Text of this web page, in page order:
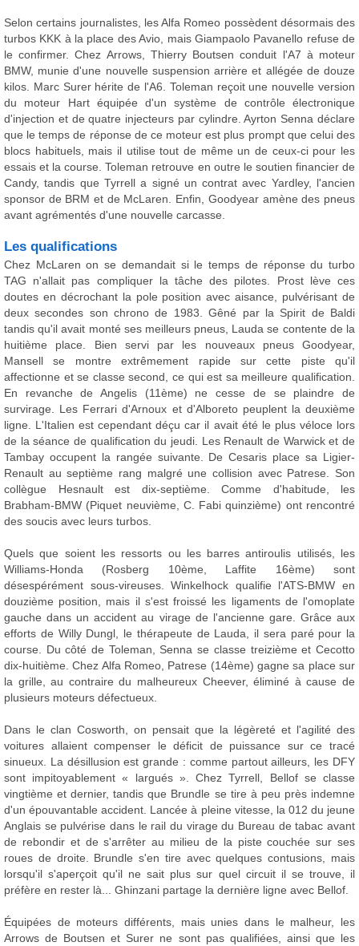
Selon certains journalistes, les Alfa Romeo possèdent désormais des
turbos KKK à la place des Avio, mais Giampaolo Pavanello refuse de
le confirmer. Chez Arrows, Thierry Boutsen conduit l'A7 à moteur
BMW, munie d'une nouvelle suspension arrière et allégée de douze
kilos. Marc Surer hérite de l'A6. Toleman reçoit une nouvelle version
du moteur Hart équipée d'un système de contrôle électronique
d'injection et de quatre injecteurs par cylindre. Ayrton Senna déclare
que le temps de réponse de ce moteur est plus prompt que celui des
blocs habituels, mais il utilise tout de même un de ceux-ci pour les
essais et la course. Toleman retrouve en outre le soutien financier de
Candy, tandis que Tyrrell a signé un contrat avec Yardley, l'ancien
sponsor de BRM et de McLaren. Enfin, Goodyear amène des pneus
avant agrémentés d'une nouvelle carcasse.
Les qualifications
Chez McLaren on se demandait si le temps de réponse du turbo
TAG n'allait pas compliquer la tâche des pilotes. Prost lève ces
doutes en décrochant la pole position avec aisance, pulvérisant de
deux secondes son chrono de 1983. Gêné par la Spirit de Baldi
tandis qu'il avait monté ses meilleurs pneus, Lauda se contente de la
huitième place. Bien servi par les nouveaux pneus Goodyear,
Mansell se montre extrêmement rapide sur cette piste qu'il
affectionne et se classe second, ce qui est sa meilleure qualification.
En revanche de Angelis (11ème) ne cesse de se plaindre de
survirage. Les Ferrari d'Arnoux et d'Alboreto peuplent la deuxième
ligne. L'Italien est cependant déçu car il avait été le plus véloce lors
de la séance de qualification du jeudi. Les Renault de Warwick et de
Tambay occupent la rangée suivante. De Cesaris place sa Ligier-
Renault au septième rang malgré une collision avec Patrese. Son
collègue Hesnault est dix-septième. Comme d'habitude, les
Brabham-BMW (Piquet neuvième, C. Fabi quinzième) ont rencontré
des soucis avec leurs turbos.
Quels que soient les ressorts ou les barres antiroulis utilisés, les
Williams-Honda (Rosberg 10ème, Laffite 16ème) sont
désespérément sous-vireuses. Winkelhock qualifie l'ATS-BMW en
douzième position, mais il s'est froissé les ligaments de l'omoplate
gauche dans un accident au virage de l'ancienne gare. Grâce aux
efforts de Willy Dungl, le thérapeute de Lauda, il sera paré pour la
course. Du côté de Toleman, Senna se classe treizième et Cecotto
dix-huitième. Chez Alfa Romeo, Patrese (14ème) gagne sa place sur
la grille, au contraire du malheureux Cheever, éliminé à cause de
plusieurs moteurs défectueux.
Dans le clan Cosworth, on pensait que la légèreté et l'agilité des
voitures allaient compenser le déficit de puissance sur ce tracé
sinueux. La désillusion est grande : comme partout ailleurs, les DFY
sont impitoyablement « largués ». Chez Tyrrell, Bellof se classe
vingtième et dernier, tandis que Brundle se tire à peu près indemne
d'un épouvantable accident. Lancée à pleine vitesse, la 012 du jeune
Anglais se pulvérise dans le rail du virage du Bureau de tabac avant
de rebondir et de s'arrêter au milieu de la piste couchée sur ses
roues de droite. Brundle s'en tire avec quelques contusions, mais
lorsqu'il s'aperçoit qu'il ne sait plus sur quel circuit il se trouve, il
préfère en rester là... Ghinzani partage la dernière ligne avec Bellof.
Équipées de moteurs différents, mais unies dans le malheur, les
Arrows de Boutsen et Surer ne sont pas qualifiées, ainsi que les